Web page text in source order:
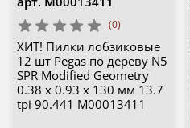
(0)
ХИТ! Пилки лобзиковые
12 шт Pegas по дереву N5
SPR Modified Geometry
0.38 х 0.93 х 130 мм 13.7
tpi 90.441 М00013411